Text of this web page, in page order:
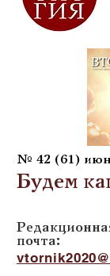
№ 42 (61)
Будем
почта: